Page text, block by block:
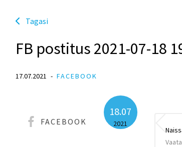
Tagasi
FB postitus 2021-07-18
17.07.2021 FACEBOOK
FACEBOOK
18.07
2021